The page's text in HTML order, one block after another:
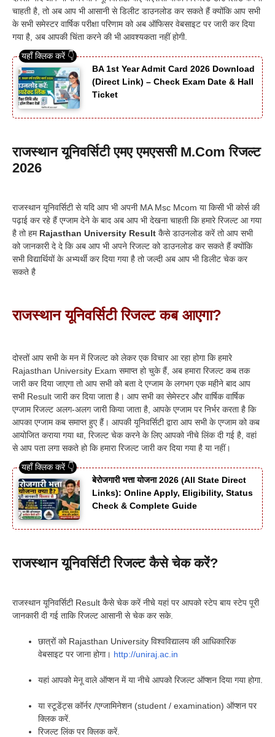
चाहती है, तो अब आप भी आसानी से डिलीट डाउनलोड कर सकते हैं क्योंकि आप सभी
के सभी समेस्टर वार्षिक परीक्षा परिणाम को अब ऑफिसर वेबसाइट पर जारी कर दिया
गया है, अब आपकी चिंता करने की भी आवश्यकता नहीं होगी.
BA 1st Year Admit Card 2026 Download
(Direct Link) – Check Exam Date & Hall
Ticket
राजस्थान यूनिवर्सिटी एमए एमएससी M.Com रिजल्ट
2026
राजस्थान यूनिवर्सिटी से यदि आप भी अपनी MA Msc Mcom या किसी भी कोर्स की
पढ़ाई कर रहे हैं एग्जाम देने के बाद अब आप भी देखना चाहती कि हमारे रिजल्ट आ गया
है तो हम Rajasthan University Result कैसे डाउनलोड करें तो आप सभी
को जानकारी दे दे कि अब आप भी अपने रिजल्ट को डाउनलोड कर सकते हैं क्योंकि
सभी विद्यार्थियों के अभ्यर्थी कर दिया गया है तो जल्दी अब आप भी डिलीट चेक कर
सकते है
राजस्थान यूनिवर्सिटी रिजल्ट कब आएगा?
दोस्तों आप सभी के मन में रिजल्ट को लेकर एक विचार आ रहा होगा कि हमारे
Rajasthan University Exam समाप्त हो चुके हैं, अब हमारा रिजल्ट कब तक
जारी कर दिया जाएगा तो आप सभी को बता दे एग्जाम के लगभग एक महीने बाद आप
सभी Result जारी कर दिया जाता है। आप सभी का सेमेस्टर और वार्षिक वार्षिक
एग्जाम रिजल्ट अलग-अलग जारी किया जाता है, आपके एग्जाम पर निर्भर करता है कि
आपका एग्जाम कब समाप्त हुए हैं। आपकी यूनिवर्सिटी द्वारा आप सभी के एग्जाम को कब
आयोजित कराया गया था, रिजल्ट चेक करने के लिए आपको नीचे लिंक दी गई है, वहां
से आप पता लगा सकते हो कि हमारा रिजल्ट जारी कर दिया गया है या नहीं।
बेरोजगारी भत्ता योजना 2026 (All State Direct
Links): Online Apply, Eligibility, Status
Check & Complete Guide
राजस्थान यूनिवर्सिटी रिजल्ट कैसे चेक करें?
राजस्थान यूनिवर्सिटी Result कैसे चेक करें नीचे यहां पर आपको स्टेप बाय स्टेप पूरी
जानकारी दी गई ताकि रिजल्ट आसानी से चेक कर सके.
छात्रों को Rajasthan University विश्वविद्यालय की आधिकारिक
वेबसाइट पर जाना होगा। http://uniraj.ac.in
यहां आपको मेनू वाले ऑप्शन में या नीचे आपको रिजल्ट ऑप्शन दिया गया होगा.
या स्टूडेंट्स कॉर्नर /एग्जामिनेशन (student / examination) ऑप्शन पर
क्लिक करें.
रिजल्ट लिंक पर क्लिक करें.